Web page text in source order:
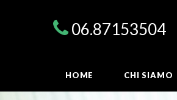
06.87153504
HOME CHI SIAMO